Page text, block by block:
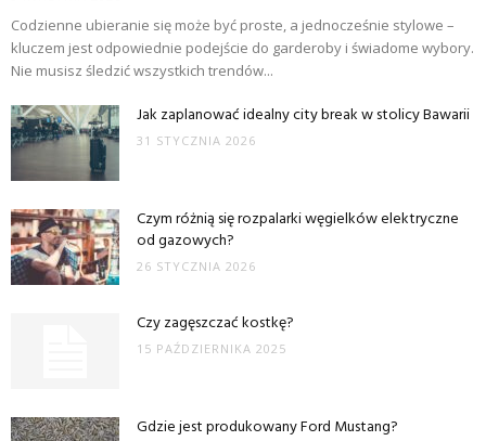
Codzienne ubieranie się może być proste, a jednocześnie stylowe –
kluczem jest odpowiednie podejście do garderoby i świadome wybory.
Nie musisz śledzić wszystkich trendów...
Jak zaplanować idealny city break w stolicy Bawarii
31 STYCZNIA 2026
Czym różnią się rozpalarki węgielków elektryczne
od gazowych?
26 STYCZNIA 2026
Czy zagęszczać kostkę?
15 PAŹDZIERNIKA 2025
Gdzie jest produkowany Ford Mustang?